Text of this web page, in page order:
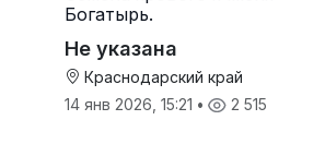
Богатырь.
Не указана
Краснодарский край
14 янв 2026, 15:21 • 2 515